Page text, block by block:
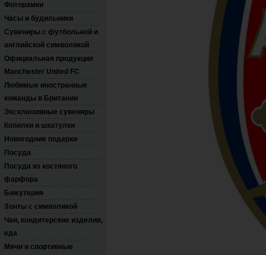
Фоторамки
Часы и будильники
Сувениры с футбольной и
английской символикой
Официальная продукция
Manchester United FC
Любимые иностранные
команды в Британии
Эксклюзивные сувениры
Копилки и шкатулки
Новогодние подарки
Посуда
Посуда из костяного
фарфора
Бижутерия
Зонты с символикой
Чаи, кондитерские изделия,
еда
Мячи и спортивные